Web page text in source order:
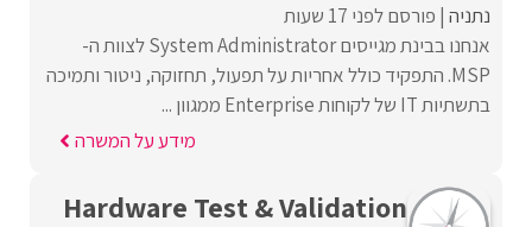
נתניה פורסם לפני 17 שעות
אנחנו בבינת מגייסים System Administrator לצוות ה-
MSP. התפקיד כולל אחריות על תפעול, תחזוקה, ניטור ותמיכה
בתשתיות IT של לקוחות Enterprise ממגוון ...
מידע על המשרה
Hardware Test & Validation